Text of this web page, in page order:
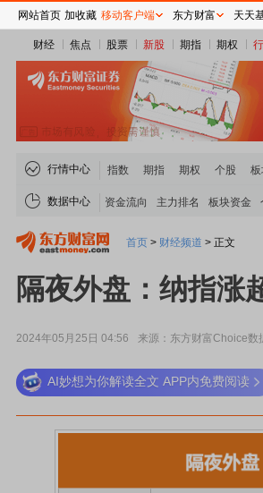
财经 焦点 股票 新股 期指 期权
行情中心 指数 期指 期权 个股
数据中心 资金流向 主力排名 板块资金
首页 > 财经频道 > 正文
隔夜外盘：纳指涨
2024年05月25日 04:56 来源：东方财富Choice数
AI妙想为你解读全文 APP内免费阅读
稀土板块
网站首页 加收藏 移动客户端 东方财富 天天